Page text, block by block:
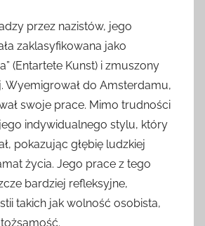
przez nazistów, jego
zaklasyfikowana jako
(Entartete Kunst) i zmuszony
Wyemigrował do Amsterdamu,
swoje prace. Mimo trudności
indywidualnego stylu, który
pokazując głębię ludzkiej
życia. Jego prace z tego
bardziej refleksyjne,
takich jak wolność osobista,